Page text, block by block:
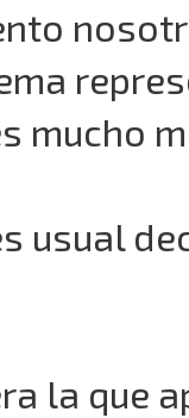
mucho
usual
la que